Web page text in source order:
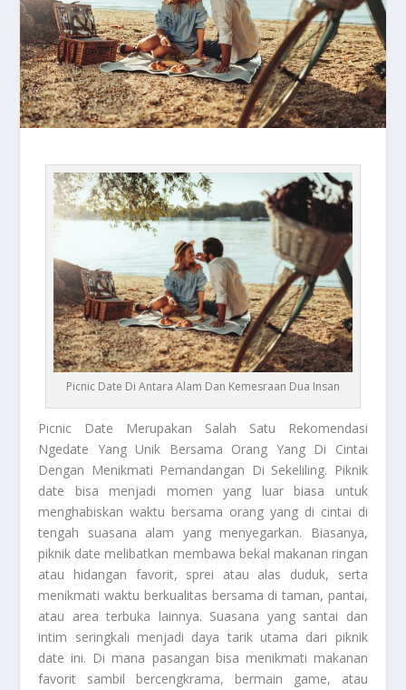
Picnic Date Di Antara Alam Dan Kemesraan Dua Insan
Picnic Date Merupakan Salah Satu Rekomendasi
Ngedate Yang Unik Bersama Orang Yang Di Cintai
Dengan Menikmati Pemandangan Di Sekeliling. Piknik
date bisa menjadi momen yang luar biasa untuk
menghabiskan waktu bersama orang yang di cintai di
tengah suasana alam yang menyegarkan. Biasanya,
piknik date melibatkan membawa bekal makanan ringan
atau hidangan favorit, sprei atau alas duduk, serta
menikmati waktu berkualitas bersama di taman, pantai,
atau area terbuka lainnya. Suasana yang santai dan
intim seringkali menjadi daya tarik utama dari piknik
date ini. Di mana pasangan bisa menikmati makanan
favorit sambil bercengkrama, bermain game, atau